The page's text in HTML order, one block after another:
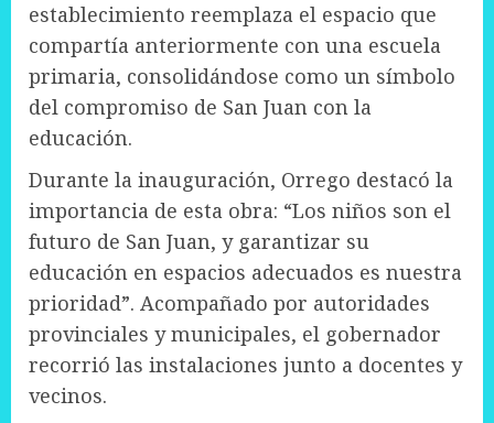
establecimiento reemplaza el espacio que
compartía anteriormente con una escuela
primaria, consolidándose como un símbolo
del compromiso de San Juan con la
educación.
Durante la inauguración, Orrego destacó la
importancia de esta obra: “Los niños son el
futuro de San Juan, y garantizar su
educación en espacios adecuados es nuestra
prioridad”. Acompañado por autoridades
provinciales y municipales, el gobernador
recorrió las instalaciones junto a docentes y
vecinos.